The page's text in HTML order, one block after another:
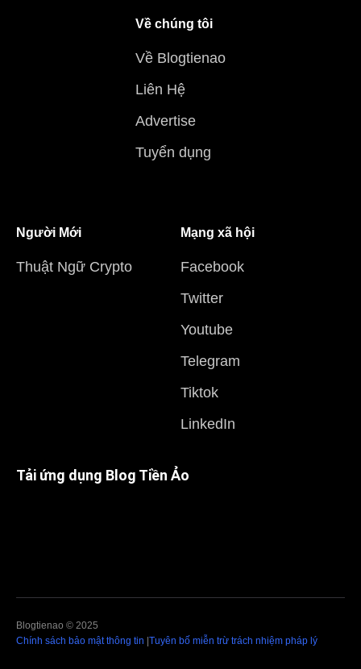
Về chúng tôi
Về Blogtienao
Liên Hệ
Advertise
Tuyển dụng
Người Mới
Thuật Ngữ Crypto
Mạng xã hội
Facebook
Twitter
Youtube
Telegram
Tiktok
LinkedIn
Tải ứng dụng Blog Tiền Ảo
Blogtienao © 2025
Chính sách bảo mật thông tin |Tuyên bố miễn trừ trách nhiệm pháp lý